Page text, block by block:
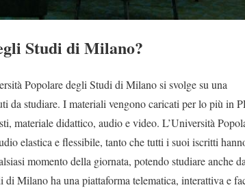
Studi di Milano?
Popolare degli Studi di Milano si svolge su una
da studiare. I materiali vengono caricati per lo più in
materiale didattico, audio e video. L’Università
elastica e flessibile, tanto che tutti i suoi iscritti
momento della giornata, potendo studiare anche
Milano ha una piattaforma telematica, interattiva e